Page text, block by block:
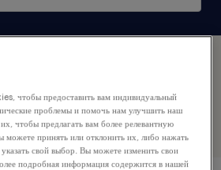
чтобы предоставить вам индивидуальный
проблемы и помочь нам улучшить наш
чтобы предлагать вам более релевантную
принять или отклонить их, либо нажать
свой выбор. Вы можете изменить свои
подробная информация содержится в нашей